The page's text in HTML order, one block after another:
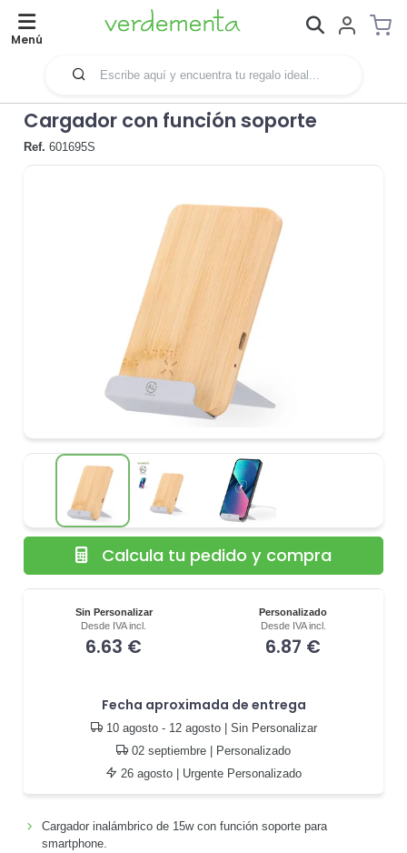
Menú
Cargador con función soporte
Ref. 601695S
Sin Personalizar
Desde IVA incl.
6.63 €
Personalizado
Desde IVA incl.
6.87 €
Fecha aproximada de entrega
10 agosto - 12 agosto| Sin Personalizar
02 septiembre | Personalizado
26 agosto | Urgente Personalizado
Calcula tu pedido y compra
Cargador inalámbrico de 15w con función soporte para
smartphone.